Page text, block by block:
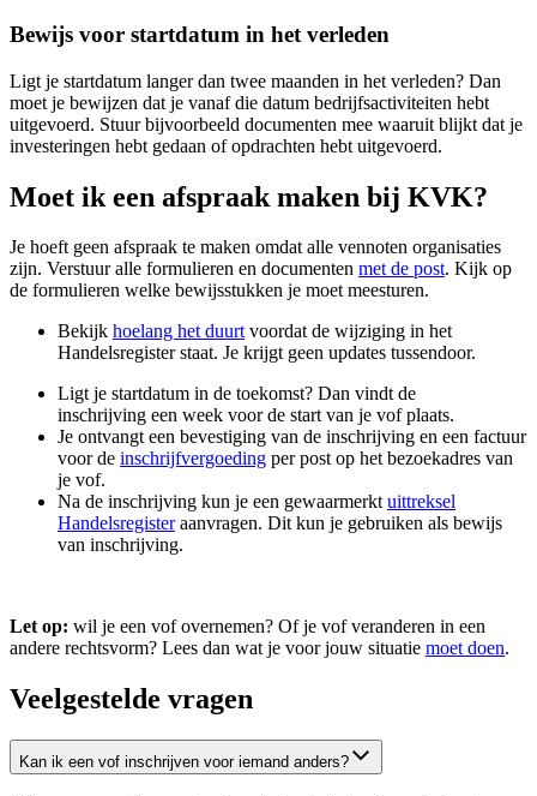
Bewijs voor startdatum in het verleden
Ligt je startdatum langer dan twee maanden in het verleden? Dan
moet je bewijzen dat je vanaf die datum bedrijfsactiviteiten hebt
uitgevoerd. Stuur bijvoorbeeld documenten mee waaruit blijkt dat je
investeringen hebt gedaan of opdrachten hebt uitgevoerd.
Moet ik een afspraak maken bij KVK?
Je hoeft geen afspraak te maken omdat alle vennoten organisaties
zijn. Verstuur alle formulieren en documenten met de post. Kijk op
de formulieren welke bewijsstukken je moet meesturen.
Bekijk hoelang het duurtvoordat de wijziging in het
Handelsregister staat. Je krijgt geen updates tussendoor.
Ligt je startdatum in de toekomst? Dan vindt de
inschrijving een week voor de start van je vof plaats.
Je ontvangt een bevestiging van de inschrijving en een factuur
voor de inschrijfvergoeding per post op het bezoekadres van
je vof.
Na de inschrijving kun je een gewaarmerktuittreksel
Handelsregisteraanvragen. Dit kun je gebruiken als bewijs
van inschrijving.
Let op: wil je een vof overnemen? Of je vof veranderen in een
andere rechtsvorm? Lees dan wat je voor jouw situatie moet doen.
Veelgestelde vragen
Kan ik een vof inschrijven voor iemand anders?